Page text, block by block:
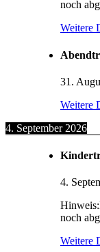
noch
Weitere
31.
Weitere
4. September 2026
4.
noch
Weitere